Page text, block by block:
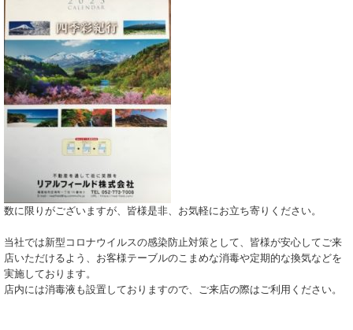
数に限りがございますが、皆様是非、お気軽にお立ち寄りください。
当社では新型コロナウイルスの感染防止対策として、皆様が安心してご来
店いただけるよう、お客様テーブルのこまめな消毒や定期的な換気などを
実施しております。
店内には消毒液も設置しておりますので、ご来店の際はご利用ください。